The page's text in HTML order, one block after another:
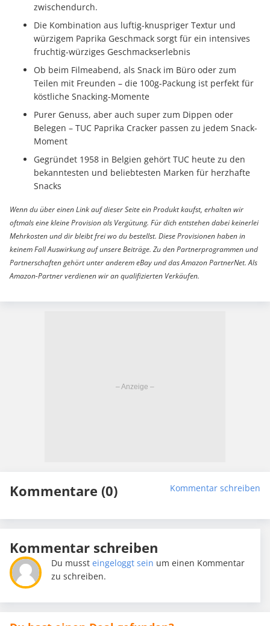
zwischendurch.
Die Kombination aus luftig-knuspriger Textur und
würzigem Paprika Geschmack sorgt für ein intensives
fruchtig-würziges Geschmackserlebnis
Ob beim Filmeabend, als Snack im Büro oder zum
Teilen mit Freunden – die 100g-Packung ist perfekt für
köstliche Snacking-Momente
Purer Genuss, aber auch super zum Dippen oder
Belegen – TUC Paprika Cracker passen zu jedem Snack-
Moment
Gegründet 1958 in Belgien gehört TUC heute zu den
bekanntesten und beliebtesten Marken für herzhafte
Snacks
Wenn du über einen Link auf dieser Seite ein Produkt kaufst, erhalten wir
oftmals eine kleine Provision als Vergütung. Für dich entstehen dabei keinerlei
Mehrkosten und dir bleibt frei wo du bestellst. Diese Provisionen haben in
keinem Fall Auswirkung auf unsere Beiträge. Zu den Partnerprogrammen und
Partnerschaften gehört unter anderem eBay und das Amazon PartnerNet. Als
Amazon-Partner verdienen wir an qualifizierten Verkäufen.
Kommentare (0) Kommentar schreiben
Kommentar schreiben
Du mussteingeloggt sein um einen Kommentar
zu schreiben.